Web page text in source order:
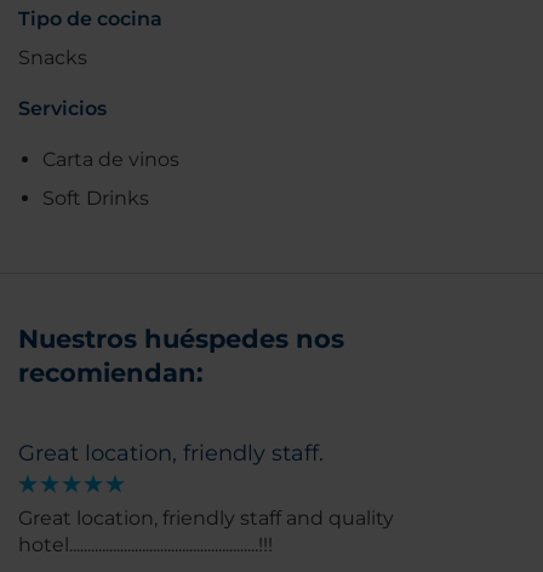
Tipo de cocina
Snacks
Servicios
Carta de vinos
Soft Drinks
Nuestros huéspedes nos
recomiendan:
Great location, friendly staff.
Great location, friendly staff and quality
hotel....................................................!!!